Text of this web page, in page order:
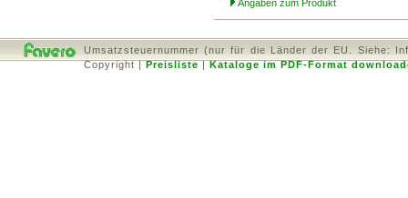
Angaben zum Produkt
Umsatzsteuernummer (nur für die Länder der EU. Siehe:
Copyright|Preisliste|Kataloge im PDF-Format